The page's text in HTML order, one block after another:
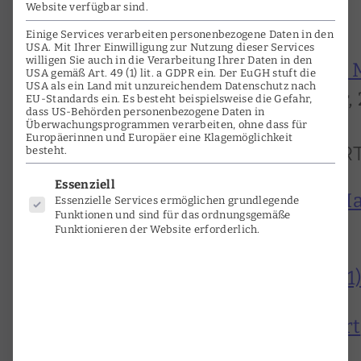
Alice Harnoncourt
Die Geigerin Alice Harnoncourt:
Zander, Deutschlandfunk Kultur,
NACHRUF ALICE
Österreichische Geigerin Alice
21.7.2022
Gestorben Alice Harnoncourt (91)
Traueranzeige Alice Harnoncourt
Website verfügbar sind.
Einige Services verarbeiten personenbezogene Daten in den
USA. Mit Ihrer Einwilligung zur Nutzung dieser Services
willigen Sie auch in die Verarbeitung Ihrer Daten in den
USA gemäß Art. 49 (1) lit. a GDPR ein. Der EuGH stuft die
USA als ein Land mit unzureichendem Datenschutz nach
EU-Standards ein. Es besteht beispielsweise die Gefahr,
dass US-Behörden personenbezogene Daten in
Überwachungsprogrammen verarbeiten, ohne dass für
Europäerinnen und Europäer eine Klagemöglichkeit
besteht.
Es folgt eine Liste der Service-
Essenziell
Essenzielle Services ermöglichen grundlegende
Funktionen und sind für das ordnungsgemäße
Funktionieren der Website erforderlich.